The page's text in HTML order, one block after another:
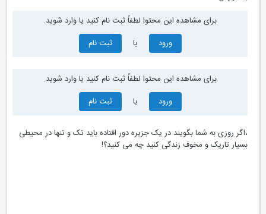
برای مشاهده این محتوا لطفاً ثبت نام کنید یا وارد شوید.
ورود
ثبت نام
برای مشاهده این محتوا لطفاً ثبت نام کنید یا وارد شوید.
ورود
ثبت نام
،اگر روزی به شما بگویند در یک جزیره دور افتاده باید تک و تنها در محیطی
بسیار تاریک و مخوف زندگی کنید چه می کنید؟!